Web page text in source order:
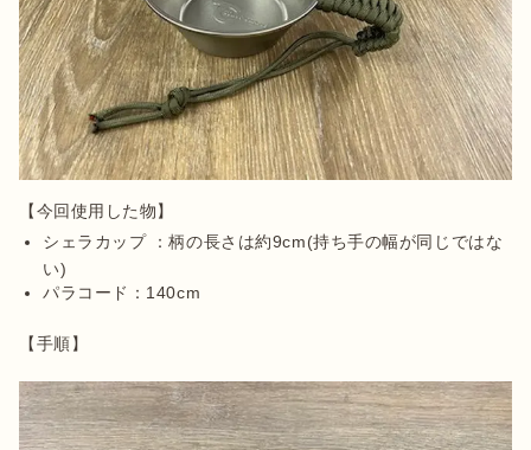
シェラカップ ：柄の長さは約9cm(持ち手の幅が同じではな
い)
パラコード：140cm
【手順】